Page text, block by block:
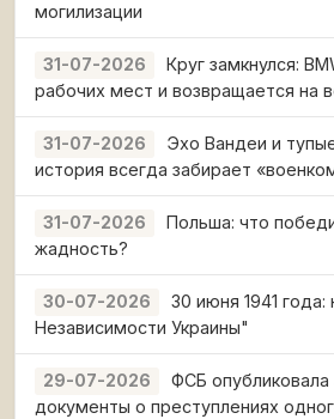
могилизации
31-07-2026
Круг замкнулся:
рабочих мест и возвращается на
31-07-2026
Эхо Вандеи и
история всегда забирает
31-07-2026
Польша: что
жадность?
30-07-2026
30 июня 1941
Независимости Украины"
29-07-2026
ФСБ опубликовала
документы о преступлениях